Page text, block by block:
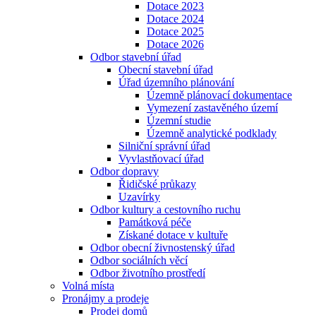
Dotace 2023
Dotace 2024
Dotace 2025
Dotace 2026
Odbor stavební úřad
Obecní stavební úřad
Úřad územního plánování
Územně plánovací dokumentace
Vymezení zastavěného území
Územní studie
Územně analytické podklady
Silniční správní úřad
Vyvlastňovací úřad
Odbor dopravy
Řidičské průkazy
Uzavírky
Odbor kultury a cestovního ruchu
Památková péče
Získané dotace v kultuře
Odbor obecní živnostenský úřad
Odbor sociálních věcí
Odbor životního prostředí
Volná místa
Pronájmy a prodeje
Prodej domů